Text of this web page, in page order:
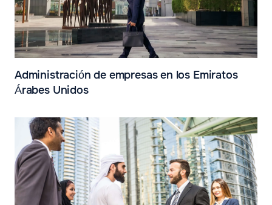
Administración de empresas en los Emiratos
Árabes Unidos